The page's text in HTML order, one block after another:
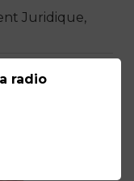
Juridique,
(0)
radio